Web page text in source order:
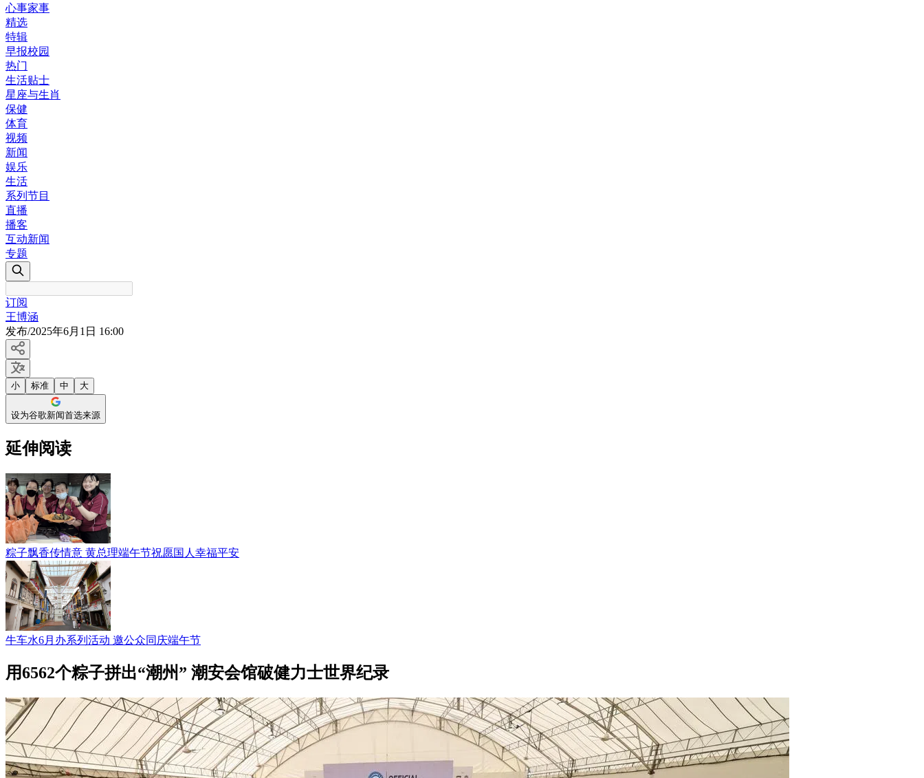
心事家事
精选
特辑
早报校园
热门
生活贴士
星座与生肖
保健
体育
视频
新闻
娱乐
生活
系列节目
直播
播客
互动新闻
专题
订阅
王博涵
发布/2025年6月1日 16:00
小 标准 中 大
设为谷歌新闻首选来源
延伸阅读
粽子飘香传情意 黄总理端午节祝愿国人幸福平安
牛车水6月办系列活动 邀公众同庆端午节
用6562个粽子拼出“潮州” 潮安会馆破健力士世界纪录